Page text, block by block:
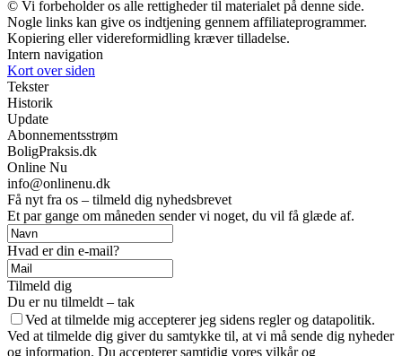
© Vi forbeholder os alle rettigheder til materialet på denne side.
Nogle links kan give os indtjening gennem affiliateprogrammer.
Kopiering eller videreformidling kræver tilladelse.
Intern navigation
Kort over siden
Tekster
Historik
Update
Abonnementsstrøm
BoligPraksis.dk
Online Nu
info@onlinenu.dk
Få nyt fra os – tilmeld dig nyhedsbrevet
Et par gange om måneden sender vi noget, du vil få glæde af.
Hvad er din e-mail?
Tilmeld dig
Du er nu tilmeldt – tak
Ved at tilmelde mig accepterer jeg sidens regler og datapolitik.
Ved at tilmelde dig giver du samtykke til, at vi må sende dig nyheder
og information. Du accepterer samtidig vores vilkår og